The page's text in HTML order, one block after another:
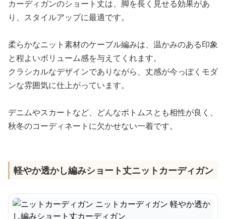
カーディガンのショート丈は、脚を長く見せる効果があ
り、スタイルアップに最適です。
柔らかなニット素材のケーブル編みは、温かみのある印象
と程よいボリューム感を与えてくれます。
クラシカルなデザインでありながら、丈感が今っぽくモダ
ンな雰囲気に仕上がっています。
デニムやスカートなど、どんなボトムスとも相性が良く、
秋冬のコーディネートに欠かせない一着です。
軽やか透かし編みショート丈ニットカーディガン